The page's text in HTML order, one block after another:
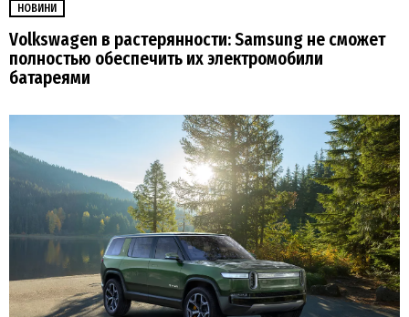
НОВИНИ
Volkswagen в растерянности: Samsung не сможет
полностью обеспечить их электромобили
батареями